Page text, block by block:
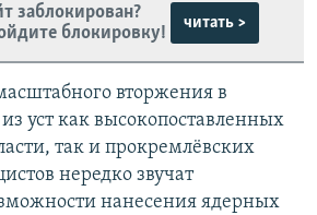
заблокирован?
блокировку!
читать >
вторжения в
уст как высокопоставленных
так и прокремлёвских
нередко звучат
нанесения ядерных